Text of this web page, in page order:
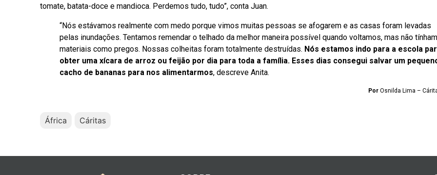
tomate, batata-doce e mandioca. Perdemos tudo, tudo”, conta Juan.
“Nós estávamos realmente com medo porque vimos muitas pessoas se afogarem e as casas foram levadas
pelas inundações. Tentamos remendar o telhado da melhor maneira possível quando voltamos, mas não
materiais como pregos. Nossas colheitas foram totalmente destruídas. Nós estamos indo para a escola
obter uma xícara de arroz ou feijão por dia para toda a família. Esses dias consegui salvar um
cacho de bananas para nos alimentarmos, descreve Anita.
Por Osnilda Lima –
África Cáritas